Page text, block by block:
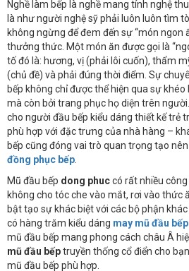
Nghề làm bếp là nghề mang tính nghệ
là như người nghệ sỹ phải luôn luôn tìm
không ngừng để đem đến sự “món ngon
thưởng thức. Một món ăn được gọi là
tố đó là: hương, vị (phải lôi cuốn), thẩm
(chủ đề) và phải đúng thời điểm. Sự
bếp không chỉ được thể hiện qua sự khéo
mà còn bởi trang phục họ diện trên người.
cho người đầu bếp kiểu dáng thiết kế trẻ
phù hợp với đặc trưng của nhà hàng –
bếp cũng đóng vai trò quan trọng tạo
đồng phục bếp.
Mũ đầu bếp dong phuccó rất nhiều
không cho tóc che vào mắt, rơi vào thức
bật tạo sự khác biệt với các bộ phận
có hàng trăm kiểu dáng may mũ đầu bếp
mũ đầu bếp mang phong cách châu Â
mũ đầu bếptruyền thống cổ điển cho
mũ đầu bếp phù hợp.